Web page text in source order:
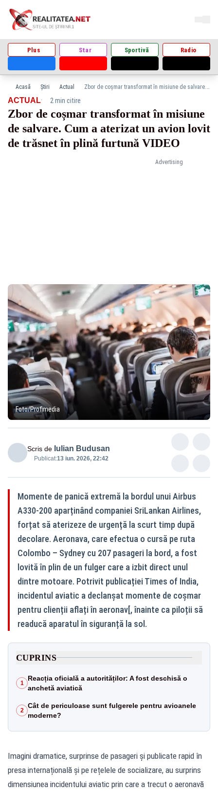
Plus Star Sportivă Radio
Acasă Știri Actual Zbor de coșmar transformat în misiune de salvare. Cum a aterizat un avion lovit de trăsnet în plină furtună VIDEO
Advertising
ACTUAL· 2 min citire
Zbor de coșmar transformat în misiune
de salvare. Cum a aterizat un avion lovit
de trăsnet în plină furtună VIDEO
Foto/Profimedia
Scris de Iulian Budusan
Publicat:13 iun. 2026, 22:42
Momente de panică extremă la bordul unui Airbus
A330-200 aparținând companiei SriLankan Airlines,
forțat să aterizeze de urgență la scurt timp după
decolare. Aeronava, care efectua o cursă pe ruta
Colombo – Sydney cu 207 pasageri la bord, a fost
lovită în plin de un fulger care a izbit direct unul
dintre motoare. Potrivit publicației Times of India,
incidentul aviatic a declanșat momente de coșmar
pentru clienții aflați în aeronav[, înainte ca piloții să
readucă aparatul în siguranță la sol.
CUPRINS
1
Reacția oficială a autorităților: A fost deschisă o
anchetă aviatică
2
Cât de periculoase sunt fulgerele pentru avioanele
moderne?
Imagini dramatice, surprinse de pasageri și publicate rapid în
presa internațională și pe rețelele de socializare, au surprins
dimensiunea incidentului aviatic prin care a trecut o aeronavă